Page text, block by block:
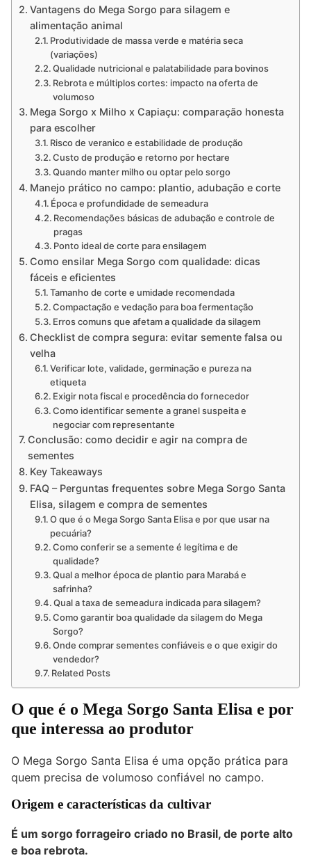
Vantagens do Mega Sorgo para silagem e
alimentação animal
Produtividade de massa verde e matéria seca
(variações)
Qualidade nutricional e palatabilidade para bovinos
Rebrota e múltiplos cortes: impacto na oferta de
volumoso
Mega Sorgo x Milho x Capiaçu: comparação honesta
para escolher
Risco de veranico e estabilidade de produção
Custo de produção e retorno por hectare
Quando manter milho ou optar pelo sorgo
Manejo prático no campo: plantio, adubação e corte
Época e profundidade de semeadura
Recomendações básicas de adubação e controle de
pragas
Ponto ideal de corte para ensilagem
Como ensilar Mega Sorgo com qualidade: dicas
fáceis e eficientes
Tamanho de corte e umidade recomendada
Compactação e vedação para boa fermentação
Erros comuns que afetam a qualidade da silagem
Checklist de compra segura: evitar semente falsa ou
velha
Verificar lote, validade, germinação e pureza na
etiqueta
Exigir nota fiscal e procedência do fornecedor
Como identificar semente a granel suspeita e
negociar com representante
Conclusão: como decidir e agir na compra de
sementes
Key Takeaways
FAQ – Perguntas frequentes sobre Mega Sorgo Santa
Elisa, silagem e compra de sementes
O que é o Mega Sorgo Santa Elisa e por que usar na
pecuária?
Como conferir se a semente é legítima e de
qualidade?
Qual a melhor época de plantio para Marabá e
safrinha?
Qual a taxa de semeadura indicada para silagem?
Como garantir boa qualidade da silagem do Mega
Sorgo?
Onde comprar sementes confiáveis e o que exigir do
vendedor?
Related Posts
O que é o Mega Sorgo Santa Elisa e por
que interessa ao produtor
O Mega Sorgo Santa Elisa é uma opção prática para
quem precisa de volumoso confiável no campo.
Origem e características da cultivar
É um sorgo forrageiro criado no Brasil, de porte alto
e boa rebrota.